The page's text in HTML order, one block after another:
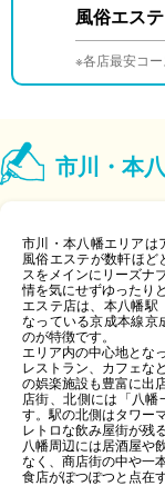
風俗エステ
※各店最安コ
市川・本
市川・本八幡エリアは
風俗エステが数軒ほ
スをメインにリーズナ
情を気にせずゆったり
エステ店は、本八幡駅
なっている京成本線京
のが特徴です。
エリア内の中心地とな
レストラン、カフェな
の娯楽施設も豊富に出
店街、北側には「八
す。駅の北側はタワー
レトロな飲み屋街が残
八幡周辺には居酒屋や
なく、商店街の中や一
食店がぽつぽつと点在